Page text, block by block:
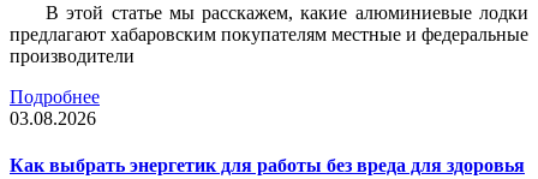
В этой статье мы расскажем, какие алюминиевые лодки
предлагают хабаровским покупателям местные и федеральные
производители
Подробнее
03.08.2026
Как выбрать энергетик для работы без вреда для здоровья